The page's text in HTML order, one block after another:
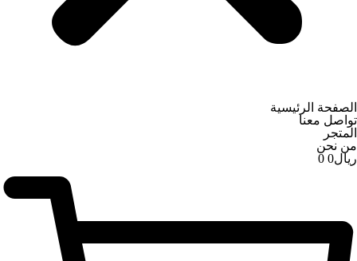
الصفحة الرئيسية
تواصل معنا
المتجر
من نحن
ریال0
0